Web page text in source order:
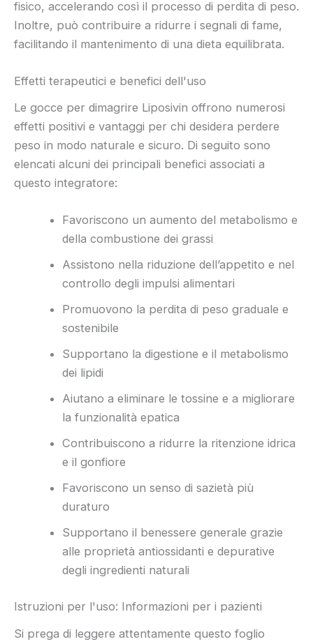
fisico, accelerando così il processo di perdita di peso.
Inoltre, può contribuire a ridurre i segnali di fame,
facilitando il mantenimento di una dieta equilibrata.
Effetti terapeutici e benefici dell'uso
Le gocce per dimagrire Liposivin offrono numerosi
effetti positivi e vantaggi per chi desidera perdere
peso in modo naturale e sicuro. Di seguito sono
elencati alcuni dei principali benefici associati a
questo integratore:
Favoriscono un aumento del metabolismo e
della combustione dei grassi
Assistono nella riduzione dell’appetito e nel
controllo degli impulsi alimentari
Promuovono la perdita di peso graduale e
sostenibile
Supportano la digestione e il metabolismo
dei lipidi
Aiutano a eliminare le tossine e a migliorare
la funzionalità epatica
Contribuiscono a ridurre la ritenzione idrica
e il gonfiore
Favoriscono un senso di sazietà più
duraturo
Supportano il benessere generale grazie
alle proprietà antiossidanti e depurative
degli ingredienti naturali
Istruzioni per l'uso: Informazioni per i pazienti
Si prega di leggere attentamente questo foglio